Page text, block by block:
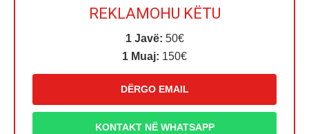
REKLAMOHU KËTU
1 Javë: 50€
1 Muaj: 150€
DËRGO EMAIL
KONTAKT NË WHATSAPP